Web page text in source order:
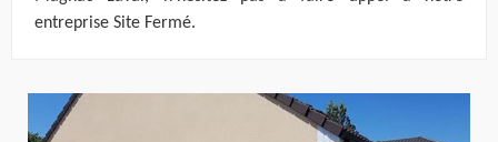
entreprise Site Fermé.